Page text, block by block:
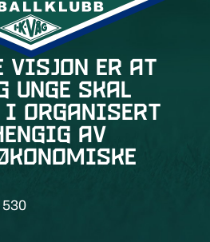
visjon er at
unge skal
i organisert
av